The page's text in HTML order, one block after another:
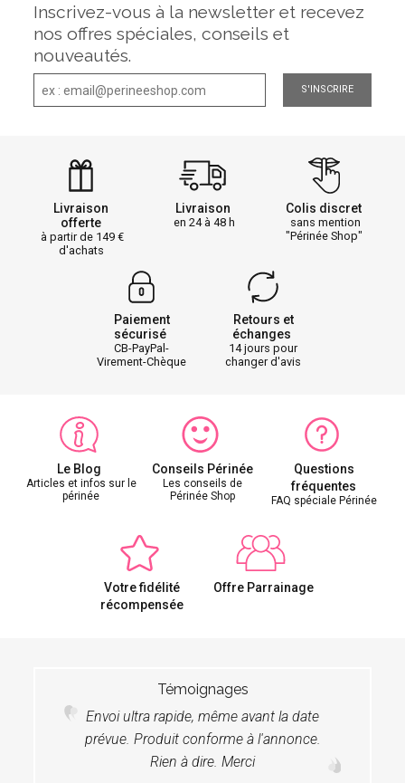
Inscrivez-vous à la newsletter et recevez
nos offres spéciales, conseils et
nouveautés.
S'INSCRIRE
Livraison
offerte
à partir de 149
d'achats
Livraison
en 24 à 48 h
Colis discret
sans mention
"Périnée Shop"
Paiement
sécurisé
CB-PayPal-
Virement-Chèque
Retours et
échanges
14 jours pour
changer d'avis
Le Blog
Articles et infos sur le
périnée
Conseils Périnée
Les conseils de
Périnée Shop
Questions
fréquentes
FAQ spéciale Périnée
Votre fidélité
récompensée
Offre Parrainage
Témoignages
Envoi ultra rapide, même avant la date
prévue. Produit conforme à l'annonce.
Rien à dire. Merci